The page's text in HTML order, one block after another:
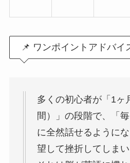
📌 ワンポイントアドバイ
多くの初心者が「1ヶ
間）」の段階で、「
に全然話せるように
望して挫折してしまい